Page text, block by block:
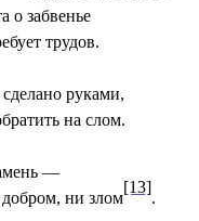
о забвенье
трудов.
руками,
на слом.
—
ни злом
[13]
.